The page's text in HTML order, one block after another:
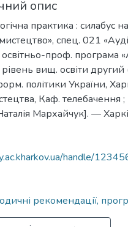
опис
практика : силабус
спец. 021
проф. програма
вищ. освіти
політики України,
Каф.
Мархайчук]. —
handle/
рекомендації,